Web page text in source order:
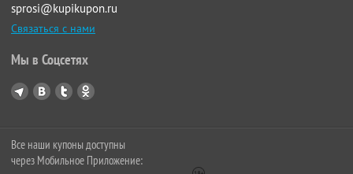
sprosi@kupikupon.ru
Связаться с нами
Мы в Соцсетях
Все наши купоны доступны
через Мобильное Приложение: